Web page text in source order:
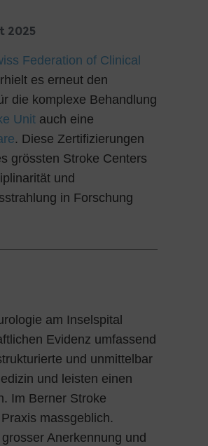
2025
Federation of Clinical
es erneut den
die komplexe Behandlung
Unit auch eine
. Diese Zertifizierungen
grössten Stroke Centers
und
in Forschung
am Inselspital
Evidenz umfassend
und unmittelbar
und leisten einen
Im Berner Stroke
massgeblich.
Anerkennung und